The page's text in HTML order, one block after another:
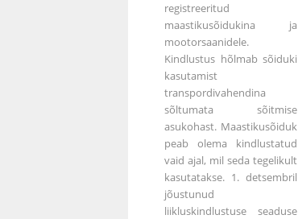
registreeritud
maastikusõidukina ja
mootorsaanidele.
Kindlustus hõlmab sõiduki
kasutamist
transpordivahendina
sõltumata sõitmise
asukohast. Maastikusõiduk
peab olema kindlustatud
vaid ajal, mil seda tegelikult
kasutatakse. 1. detsembril
jõustunud
liikluskindlustuse seaduse